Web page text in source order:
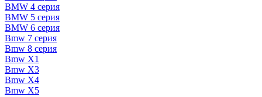
BMW 4 серия
BMW 5 серия
BMW 6 серия
Bmw 7 серия
Bmw 8 серия
Bmw X1
Bmw X3
Bmw X4
Bmw X5